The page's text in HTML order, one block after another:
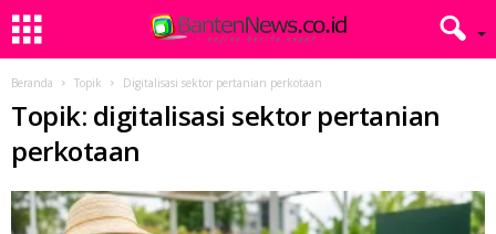
Beranda Topik Digitalisasi sektor pertanian perkotaan
Topik: digitalisasi sektor pertanian
perkotaan